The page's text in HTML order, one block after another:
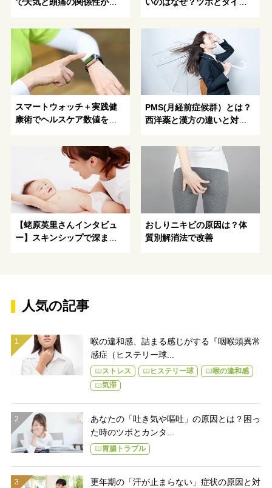
で天気と頭痛の関係性が明
いのはなぜ？ツボとタイプ
スマートウォッチ＋実践健
康術でヘルスケア数値を改
PMS(月経前症候群）とは？
西洋薬と漢方の違いと対処
【蛯原英里さんインタビュ
ー】スキンシップで深まる
おしりニキビの原因は？体
質別解消法で改善
人気の記事
喉の違和感、詰まる感じがする『咽喉頭異常
感症（ヒステリー球...
ストレス ヒステリー球
喉の違和感
気滞
あなたの「吐き気や嘔吐」の原因とは？困っ
た時のツボとカンタ...
胃腸トラブル
更年期の「汗が止まらない」症状の原因と対